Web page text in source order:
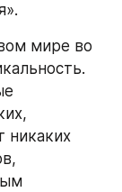
мире во
никаких